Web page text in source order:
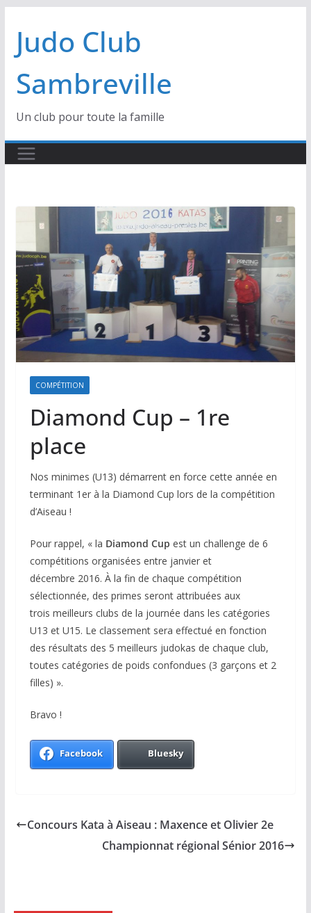
contenu
Judo Club
Sambreville
Un club pour toute la famille
COMPÉTITION
Diamond Cup – 1re
place
Nos minimes (U13) démarrent en force cette année en
terminant 1er à la Diamond Cup lors de la compétition
d’Aiseau !
Pour rappel, « la Diamond Cup est un challenge de 6
compétitions organisées entre janvier et
décembre 2016. À la fin de chaque compétition
sélectionnée, des primes seront attribuées aux
trois meilleurs clubs de la journée dans les catégories
U13 et U15. Le classement sera effectué en fonction
des résultats des 5 meilleurs judokas de chaque club,
toutes catégories de poids confondues (3 garçons et 2
filles) ».
Bravo !
Facebook Bluesky
Concours Kata à Aiseau : Maxence et Olivier 2e
Championnat régional Sénior 2016